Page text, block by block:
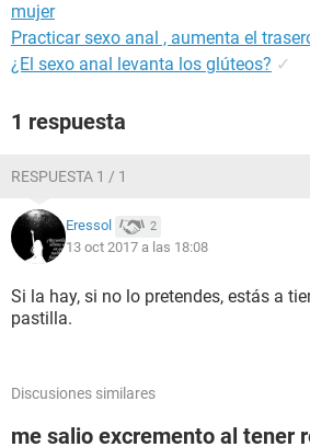
mujer
Practicar sexo anal , aumenta el
¿El sexo anal levanta los glúteos? ✓
1 respuesta
RESPUESTA 1 / 1
Eressol 2
13 oct 2017 a las 18:08
Si la hay, si no lo pretendes, estás a
pastilla.
Discusiones similares
me salio excremento al tener